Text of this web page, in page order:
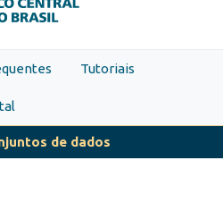
CONTEÚDO
Tutoriais
de dados